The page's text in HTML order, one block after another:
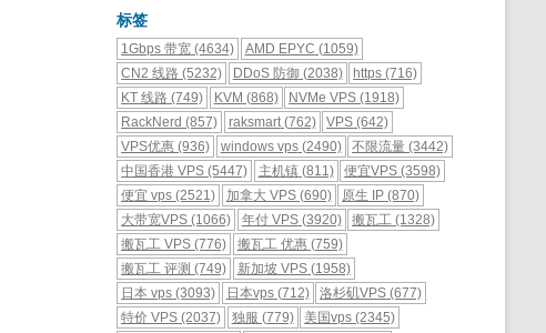
标签
1Gbps 带宽 (4634) AMD EPYC (1059)
CN2 线路 (5232) DDoS 防御(2038) https (716)
KT 线路 (749) KVM (868) NVMe VPS (1918)
RackNerd (857) raksmart(762) VPS (642)
VPS优惠 (936) windows vps(2490) 不限流量 (3442)
中国香港 VPS (5447) 主机镇(811) 便宜VPS (3598)
便宜 vps (2521) 加拿大 VPS(690) 原生 IP (870)
大带宽VPS (1066) 年付 VPS(3920) 搬瓦工 (1328)
搬瓦工 VPS (776) 搬瓦工 优惠(759)
搬瓦工 评测 (749) 新加坡 VPS(1958)
日本 vps (3093) 日本vps(712) 洛杉矶VPS (677)
特价 VPS (2037) 独服 (779) 美国vps (2345)